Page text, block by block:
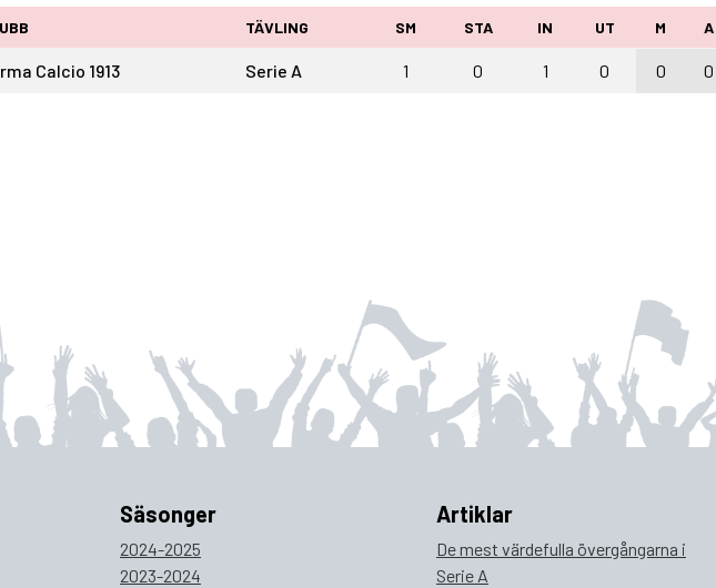
TÄVLING SM STA IN UT M A
Calcio 1913 Serie A 1 0 1 0 0 0
Säsonger
2024-2025
2023-2024
Artiklar
De mest värdefulla övergångarna i
Serie A